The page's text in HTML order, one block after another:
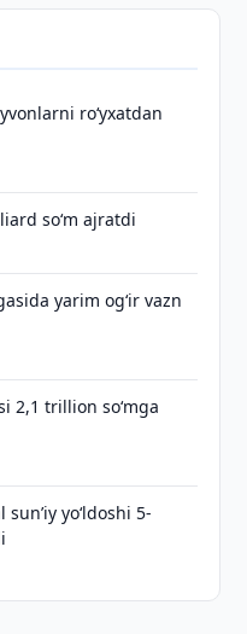
ro‘yxatdan
so‘m ajratdi
yarim og‘ir vazn
2,1 trillion so‘mga
yo‘ldoshi 5-